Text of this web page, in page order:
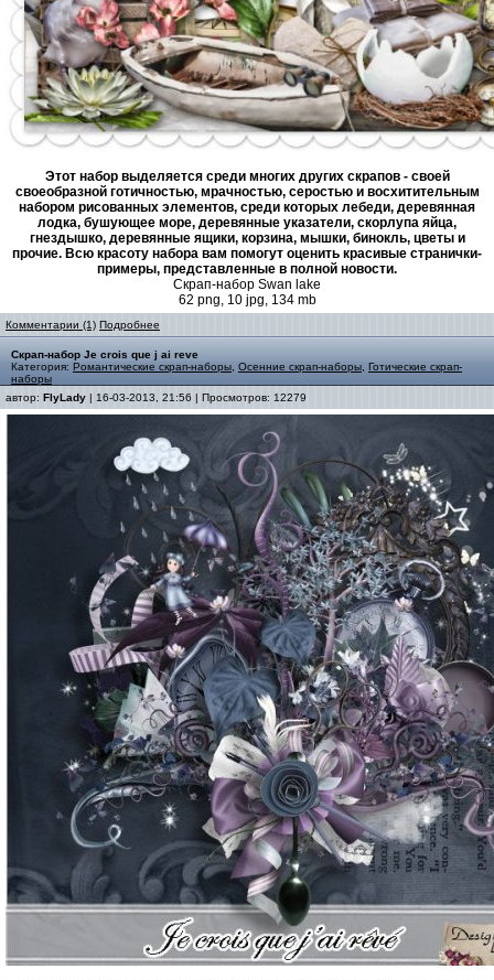
Этот набор выделяется среди многих других скрапов - своей
своеобразной готичностью, мрачностью, серостью и восхитительным
набором рисованных элементов, среди которых лебеди, деревянная
лодка, бушующее море, деревянные указатели, скорлупа яйца,
гнездышко, деревянные ящики, корзина, мышки, бинокль, цветы и
прочие. Всю красоту набора вам помогут оценить красивые странички-
примеры, представленные в полной новости.
Скрап-набор Swan lake
62 png, 10 jpg, 134 mb
Комментарии (1) Подробнее
Скрап-набор Je crois que j ai reve
Категория: Романтические скрап-наборы Осенние скрап-наборы Готические скрап-
наборы
автор: FlyLady | 16-03-2013, 21:56 | Просмотров: 12279